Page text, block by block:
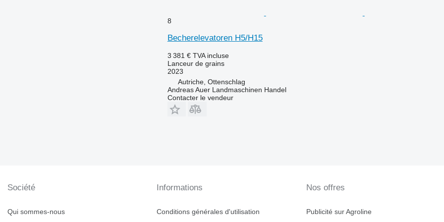
8
Becherelevatoren H5/H15
3 381 € TVA incluse
Lanceur de grains
2023
Autriche, Ottenschlag
Andreas Auer Landmaschinen Handel
Contacter le vendeur
Société
Qui sommes-nous
Informations
Conditions générales d'utilisation
Nos offres
Publicité sur Agroline